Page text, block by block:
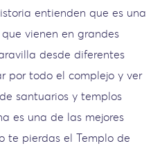
entienden que es una
vienen en grandes
desde diferentes
por todo el complejo y ver
santuarios y templos
es una de las mejores
te pierdas el Templo de